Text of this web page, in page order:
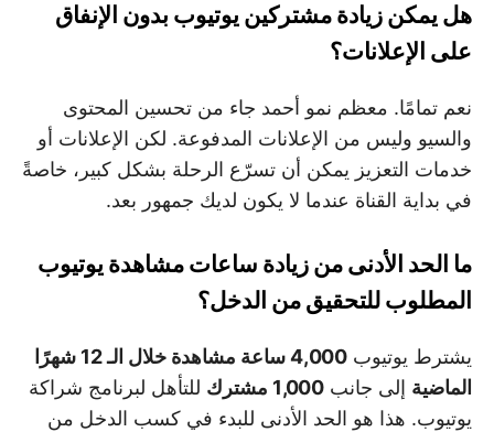
هل يمكن زيادة مشتركين يوتيوب بدون الإنفاق
على الإعلانات؟
نعم تمامًا. معظم نمو أحمد جاء من تحسين المحتوى
والسيو وليس من الإعلانات المدفوعة. لكن الإعلانات أو
خدمات التعزيز يمكن أن تسرّع الرحلة بشكل كبير، خاصةً
في بداية القناة عندما لا يكون لديك جمهور بعد.
ما الحد الأدنى من زيادة ساعات مشاهدة يوتيوب
المطلوب للتحقيق من الدخل؟
يشترط يوتيوب
4,000 ساعة مشاهدة خلال الـ 12 شهرًا
الماضية إلى جانب 1,000 مشترك
للتأهل لبرنامج شراكة
يوتيوب. هذا هو الحد الأدنى للبدء في كسب الدخل من